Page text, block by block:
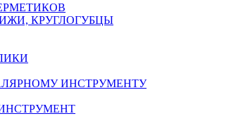
КРУГЛОГУБЦЫ
ИНСТРУМЕНТУ